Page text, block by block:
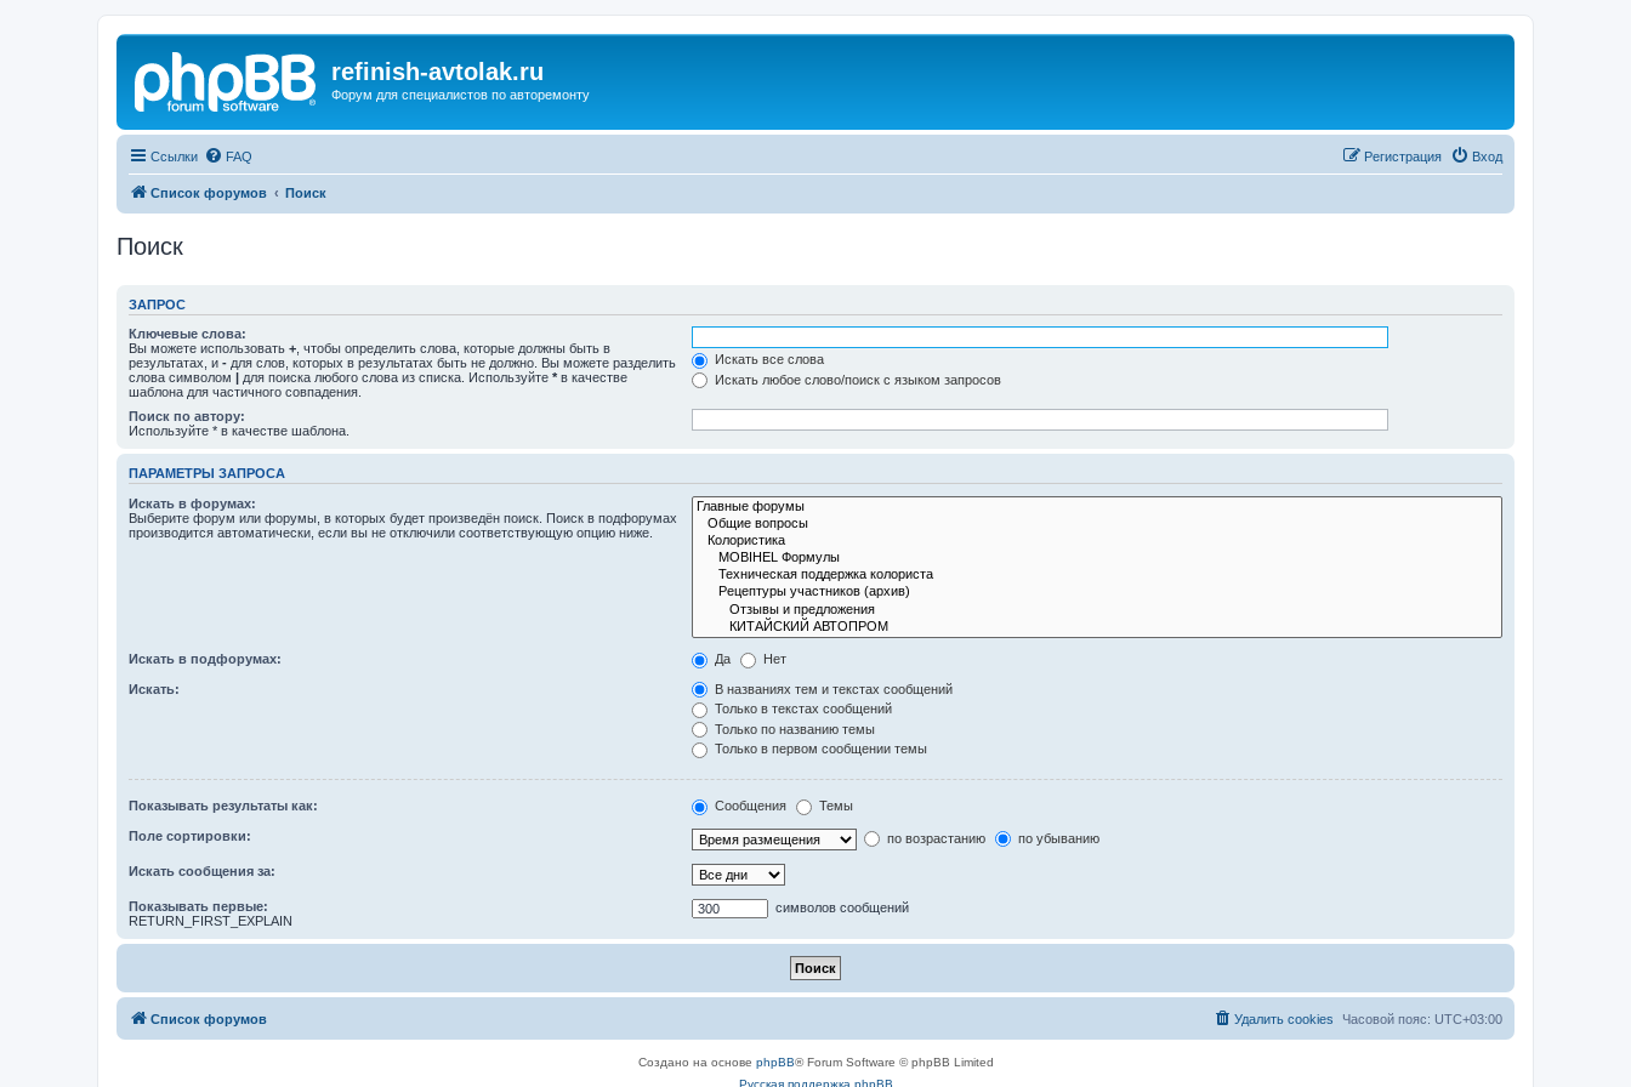
refinish-avtolak.ru
Форум для специалистов по авторемонту
Ссылки FAQ Вход
Регистрация
Список форумов Поиск
Поиск
ЗАПРОС
Ключевые слова:
Вы можете использовать + , чтобы определить слова, которые должны быть в
результатах, и - для слов, которых в результатах быть не должно. Вы можете разделить
слова символом | для поиска любого слова из списка. Используйте * в качестве
шаблона для частичного совпадения.
Искать все слова
Искать любое слово/поиск с языком запросов
Поиск по автору:
Используйте * в качестве шаблона.
ПАРАМЕТРЫ ЗАПРОСА
Искать в форумах:
Выберите форум или форумы, в которых будет произведён поиск. Поиск в подфорумах
производится автоматически, если вы не отключили соответствующую опцию ниже.
Искать в подфорумах: Да Нет
Искать:
В названиях тем и текстах сообщений
Только в текстах сообщений
Только по названию темы
Только в первом сообщении темы
Показывать результаты как: Сообщения Темы
Поле сортировки: по возрастанию по убыванию
Искать сообщения за:
Показывать первые:
RETURN_FIRST_EXPLAIN
символов сообщений
Список форумов Часовой пояс: UTC+03:00
Удалить cookies
Создано на основе phpBB® Forum Software © phpBB Limited
Русская поддержка phpBB